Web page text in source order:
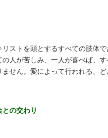
リストを頭とするすべての肢体
人が苦しみ、一人が喜べば、
せん。愛によって行われる、
の交わり